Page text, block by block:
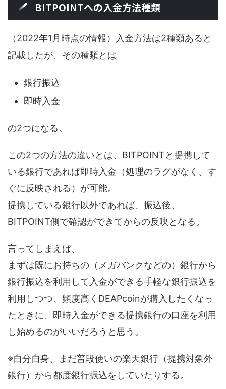
BITPOINTへの入金方法種類
（2022年1月時点の情報）入金方法は2種類あると
記載したが、その種類とは
銀行振込
即時入金
の2つになる。
この2つの方法の違いとは、BITPOINTと提携して
いる銀行であれば即時入金（処理のラグがなく、す
ぐに反映される）が可能。
提携している銀行以外であれば、振込後、
BITPOINT側で確認ができてからの反映となる。
言ってしまえば、
まずは既にお持ちの（メガバンクなどの）銀行から
銀行振込を利用して入金ができる手軽な銀行振込を
利用しつつ、頻度高くDEAPcoinが購入したくなっ
たときに、即時入金ができる提携銀行の口座を利用
し始めるのがいいだろうと思う。
※自分自身、まだ普段使いの楽天銀行（提携対象外
銀行）から都度銀行振込をしていたりする。